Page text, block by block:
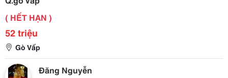
( HẾT HẠN )
52 triệu
Gò Vấp
Đăng Nguyễn